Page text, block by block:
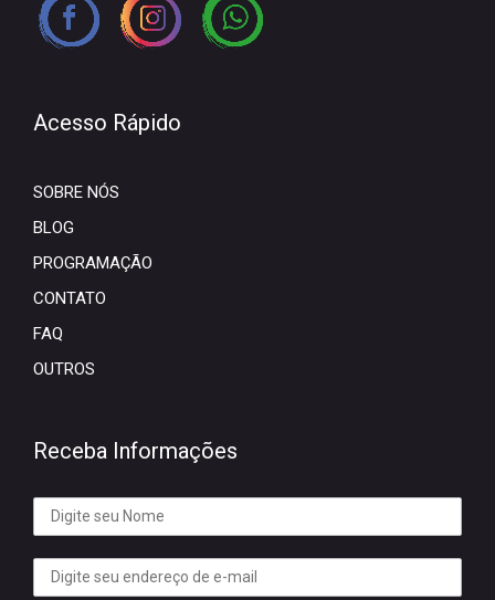
Acesso Rápido
SOBRE NÓS
BLOG
PROGRAMAÇÃO
CONTATO
FAQ
OUTROS
Receba Informações